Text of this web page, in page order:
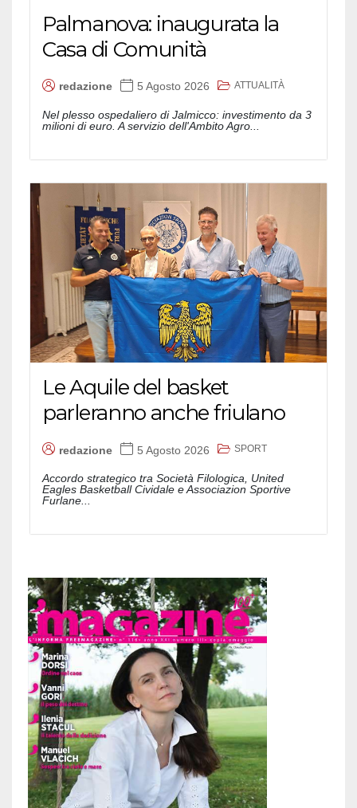
Palmanova: inaugurata la
Casa di Comunità
redazione 5 Agosto 2026 ATTUALITÀ
Nel plesso ospedaliero di Jalmicco: investimento da 3
milioni di euro. A servizio dell'Ambito Agro...
Le Aquile del basket
parleranno anche friulano
redazione 5 Agosto 2026 SPORT
Accordo strategico tra Società Filologica, United
Eagles Basketball Cividale e Associazion Sportive
Furlane...